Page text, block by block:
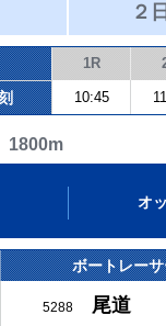
２
1R
10:45
オ
ボートレー
5288 尾道